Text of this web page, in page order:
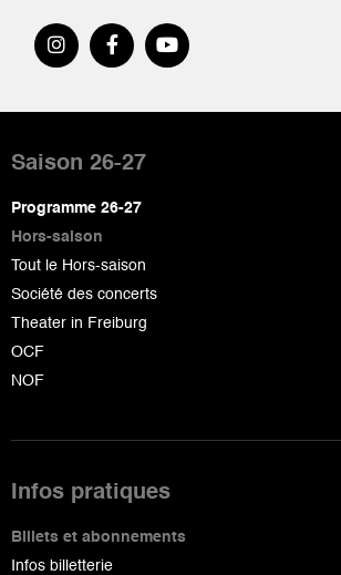
de
page
Saison 26-27
Programme 26-27
Hors-saison
Tout le Hors-saison
Société des concerts
Theater in Freiburg
OCF
NOF
Infos pratiques
Billets et abonnements
Infos billetterie